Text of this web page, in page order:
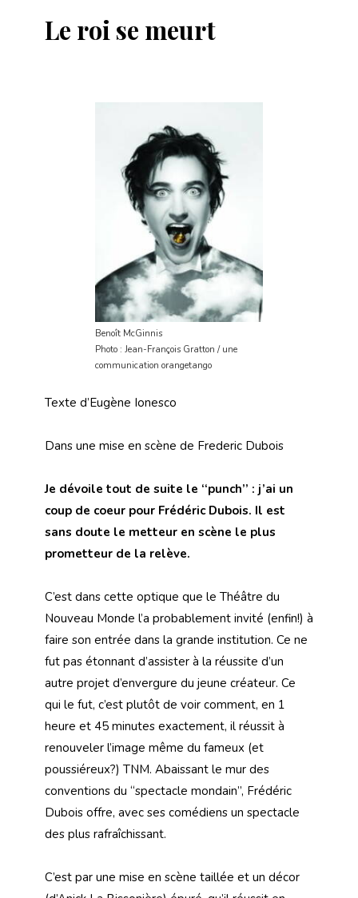
Le roi se meurt
Benoît McGinnis
Photo : Jean-François Gratton / une
communication orangetango
Texte d’Eugène Ionesco
Dans une mise en scène de Frederic Dubois
Je dévoile tout de suite le ‘‘punch’’ : j’ai un
coup de coeur pour Frédéric Dubois. Il est
sans doute le metteur en scène le plus
prometteur de la relève.
C’est dans cette optique que le Théâtre du
Nouveau Monde l’a probablement invité (enfin!) à
faire son entrée dans la grande institution. Ce ne
fut pas étonnant d’assister à la réussite d’un
autre projet d’envergure du jeune créateur. Ce
qui le fut, c’est plutôt de voir comment, en 1
heure et 45 minutes exactement, il réussit à
renouveler l’image même du fameux (et
poussiéreux?) TNM. Abaissant le mur des
conventions du ‘‘spectacle mondain’’, Frédéric
Dubois offre, avec ses comédiens un spectacle
des plus rafraîchissant.
C’est par une mise en scène taillée et un décor